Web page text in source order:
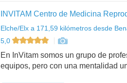
INVITAM Centro de Medicina
Elche/Elx a 171,59 kilómetros desde
5,0
En InVitam somos un grupo de
equipos, pero con una mentalidad